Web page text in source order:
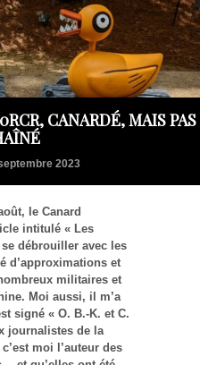
CANARDÉ, MAIS PAS
2023
le Canard
intitulé « Les
débrouiller avec les
d’approximations et
militaires et
Moi aussi, il m’a
signé « O. B.-K. et C.
journalistes de la
moi l’auteur des